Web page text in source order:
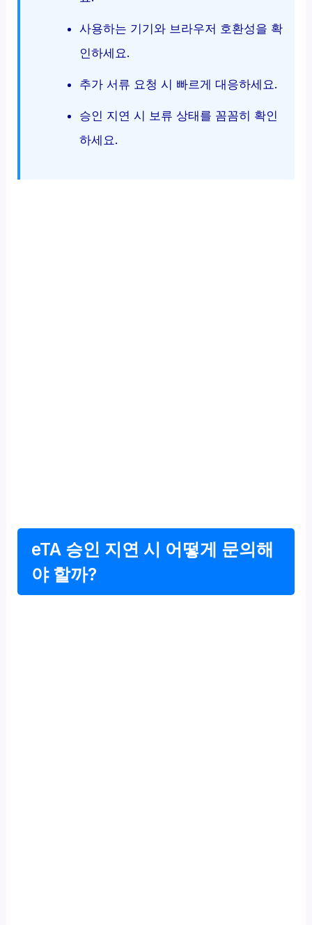
사용하는 기기와 브라우저 호환성을 확
인하세요.
추가 서류 요청 시 빠르게 대응하세요.
승인 지연 시 보류 상태를 꼼꼼히 확인
하세요.
eTA 승인 지연 시 어떻게 문의해
야 할까?